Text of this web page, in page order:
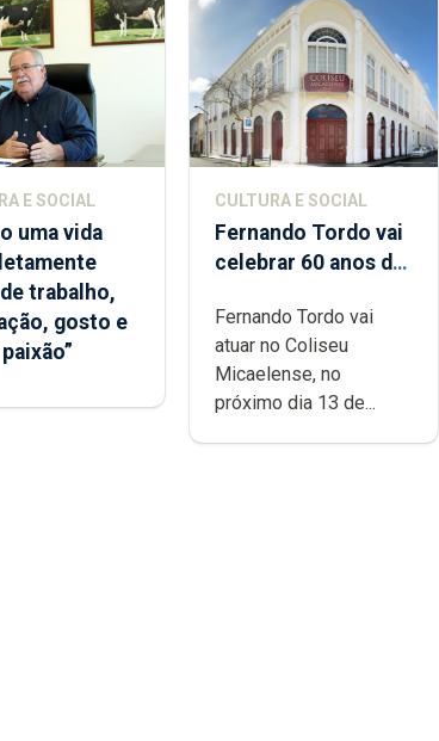
E SOCIAL
uma vida
trabalho,
gosto e
CULTURA E SOCIAL
Fernando Tordo vai
celebrar 60 anos de
Micaelense
Fernando Tordo vai
atuar no Coliseu
Micaelense, no
próximo dia 13 de...